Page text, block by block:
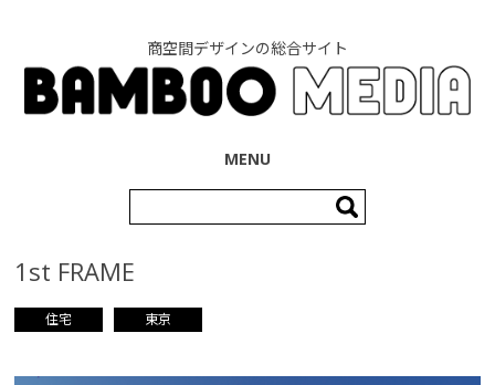
商空間デザインの総合サイト
MENU
索:
1st FRAME
住宅 東京